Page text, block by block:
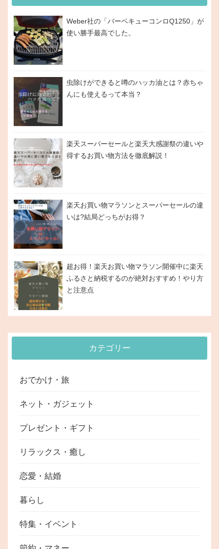
Weber社の「バーベキューコンロQ1250」が
使い勝手最高でした。
虫除けができると噂のハッカ油とは？赤ちゃ
んにも使えるって本当？
楽天スーパーセールと楽天大感謝祭の違いや
得するお買い物方法を徹底解説！
楽天お買い物マラソンとスーパーセールの違
いは?結局どっちがお得？
超お得！楽天お買い物マラソン開催中に楽天
ふるさと納税するのが絶対おすすめ！やり方
と注意点
カテゴリー
おでかけ・旅
ネット・ガジェット
プレゼント・ギフト
リラックス・癒し
恋愛・結婚
暮らし
特集・イベント